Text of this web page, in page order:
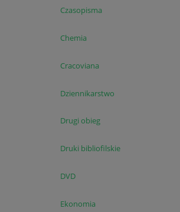
Czasopisma
Chemia
Cracoviana
Dziennikarstwo
Drugi obieg
Druki bibliofilskie
DVD
Ekonomia